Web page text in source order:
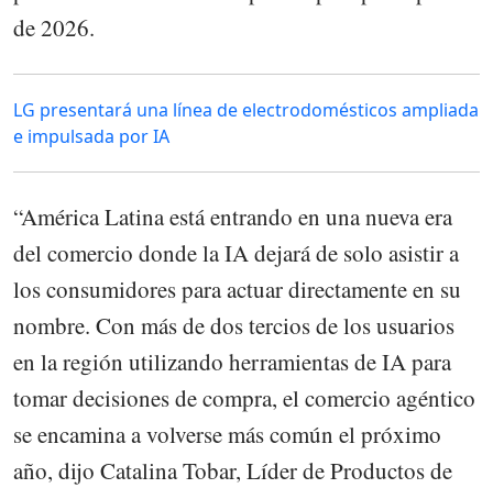
de 2026.
LG presentará una línea de electrodomésticos ampliada
e impulsada por IA
“América Latina está entrando en una nueva era
del comercio donde la IA dejará de solo asistir a
los consumidores para actuar directamente en su
nombre. Con más de dos tercios de los usuarios
en la región utilizando herramientas de IA para
tomar decisiones de compra, el comercio agéntico
se encamina a volverse más común el próximo
año, dijo Catalina Tobar, Líder de Productos de